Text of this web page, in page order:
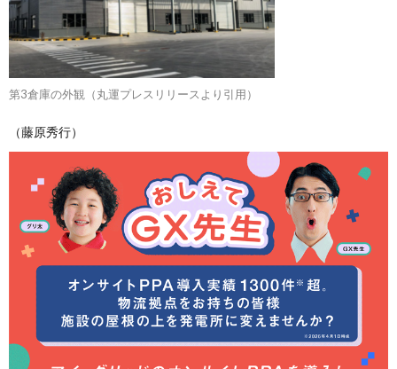
第3倉庫の外観（丸運プレスリリースより引用）
（藤原秀行）